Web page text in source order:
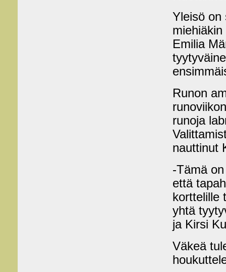
Yleisö on
Emilia
Runon
runoja
nauttinut
-Tämä
että
korttelille
yhtä
ja Kirsi
Väkeä